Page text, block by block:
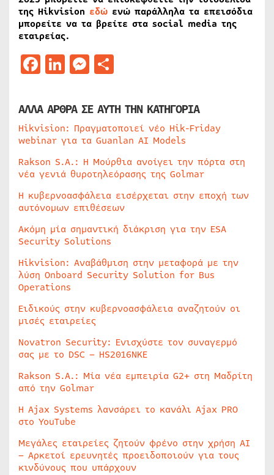
της Hikvision εδώ ενώ παράλληλα τα επεισόδια
μπορείτε να τα βρείτε στα social media της
εταιρείας.
Facebook
LinkedIn
Messenger
ΑΛΛΑ ΑΡΘΡΑ ΣΕ ΑΥΤΗ ΤΗΝ ΚΑΤΗΓΟΡΙΑ
Hikvision: Πραγματοποιεί νέο Hik-Friday
webinar για τα Guanlan AI Models
Rakson S.A.: Η Μούρθια ανοίγει την πόρτα στη
νέα γενιά θυροτηλεόρασης της Golmar
Η κυβερνοασφάλεια εισέρχεται στην εποχή των
αυτόνομων επιθέσεων
Ακόμη μία σημαντική διάκριση για την ESA
Security Solutions
Hikvision: Αναβάθμιση στην μεταφορά με την
λύση Onboard Security Solution for Bus
Operations
Ειδικούς στην κυβερνοασφάλεια αναζητούν οι
μισές εταιρείες
Novatron Security: Ενισχύστε τον συναγερμό
σας με το DSC – HS2016NKE
Rakson S.A.: Μία νέα εμπειρία G2+ στη Μαδρίτη
από την Golmar
Η Ajax Systems λανσάρει το κανάλι Ajax PRO
στο YouTube
Μεγάλες εταιρείες ζητούν φρένο στην χρήση AI
– Αρκετοί ερευνητές προειδοποιούν για τους
κινδύνους που υπάρχουν